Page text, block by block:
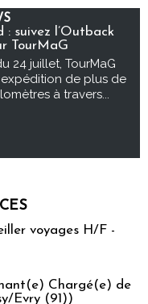
: suivez l’Outback
TourMaG
24 juillet, TourMaG
de plus de
à travers...
voyages H/F -
Chargé(e) de
Evry (91))